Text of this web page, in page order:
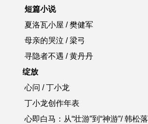
短篇小说
夏洛瓦小屋 / 樊健军
母亲的哭泣 / 梁弓
寻隐者不遇 / 黄丹丹
绽放
心问 / 丁小龙
丁小龙创作年表
心即白马：从“壮游”到“神游”/ 韩松落